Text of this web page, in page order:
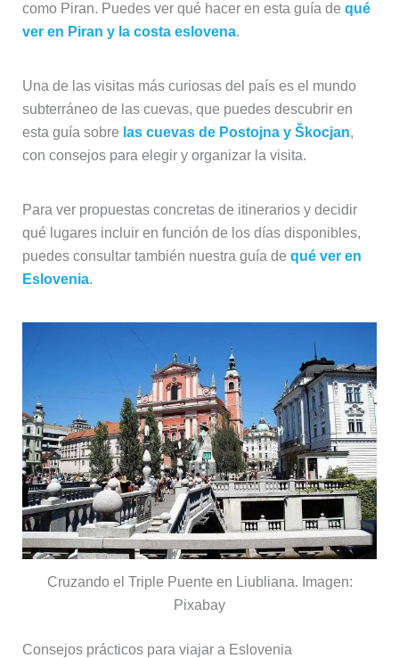
como Piran. Puedes ver qué hacer en esta guía de qué
ver en Piran y la costa eslovena.
Una de las visitas más curiosas del país es el mundo
subterráneo de las cuevas, que puedes descubrir en
esta guía sobre las cuevas de Postojna y Škocjan,
con consejos para elegir y organizar la visita.
Para ver propuestas concretas de itinerarios y decidir
qué lugares incluir en función de los días disponibles,
puedes consultar también nuestra guía de qué ver en
Eslovenia.
Cruzando el Triple Puente en Liubliana. Imagen:
Pixabay
Consejos prácticos para viajar a Eslovenia